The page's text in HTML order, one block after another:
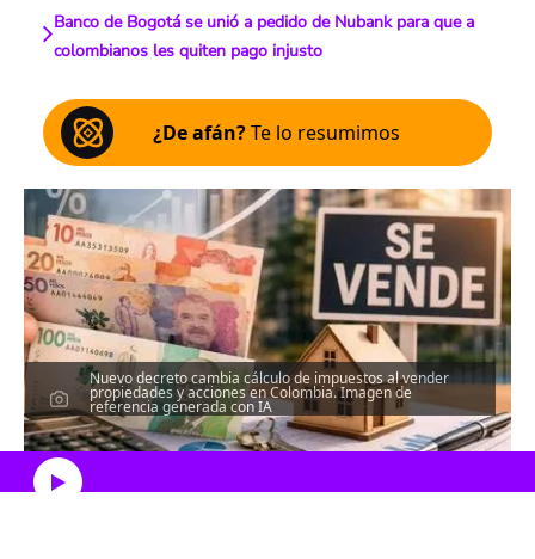
Banco de Bogotá se unió a pedido de Nubank para que a
colombianos les quiten pago injusto
¿De afán?Te lo resumimos
Nuevo decreto cambia cálculo de impuestos al vender
propiedades y acciones en Colombia. Imagen de
referencia generada con IA
Escucha el artículo